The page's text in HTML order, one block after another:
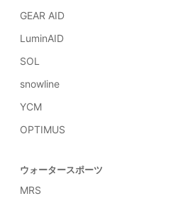
GEAR AID
LuminAID
SOL
snowline
YCM
OPTIMUS
ウォータースポーツ
MRS